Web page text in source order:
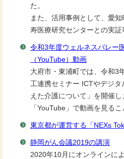
た。
また、活用事例として、愛
寿医療研究センターとの実証
令和3年度ウェルネスバレー
（YouTube）動画
大府市・東浦町では、令和3
工連携セミナー ICTやデジ
えた介護について」を開催
「YouTube」で動画を見るこ
東京都が運営する「NEXs
静岡がん会議2019の講演
2020年10月にオンラインに